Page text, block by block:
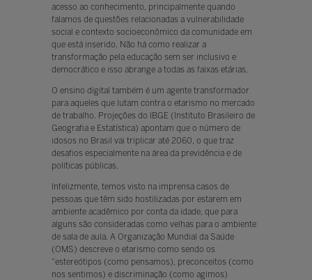
acesso ao conhecimento, principalmente quando
falamos de questões relacionadas a vulnerabilidade
social e contexto socioeconômico da comunidade em
que está inserido. Não há como realizar a
transformação pela educação sem ser inclusivo e
democrático e isso abrange a todas as faixas etárias.
O ensino digital também é um agente transformador
para aqueles que lutam contra o etarismo no mercado
de trabalho. Projeções do IBGE (Instituto Brasileiro de
Geografia e Estatística) apontam que o número de
idosos no Brasil vai triplicar até 2060, o que traz
desafios especialmente na área da previdência e de
políticas públicas.
Infelizmente, temos visto na imprensa casos de
pessoas que têm sido hostilizadas por estarem em
ambiente acadêmico por conta da idade, que para
alguns são consideradas como velhas para o ambiente
de sala de aula. A Organização Mundial da Saúde
(OMS) descreve o etarismo como sendo os
“estereótipos (como pensamos), preconceitos (como
nos sentimos) e discriminação (como agimos)